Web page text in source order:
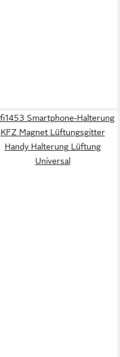
Smartphone-Halterung
KFZ Magnet Lüftungsgitter
Handy Halterung Lüftung
Universal